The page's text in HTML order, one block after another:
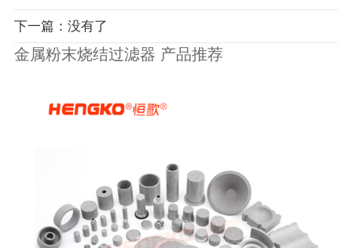
下一篇：没有了
金属粉末烧结过滤器 产品推荐